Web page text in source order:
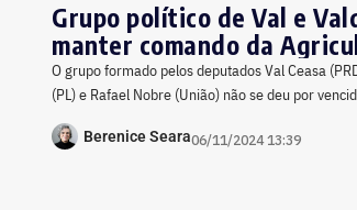
Grupo político de Val e
manter comando da
O grupo formado pelos deputados Val Ceasa
(PL) e Rafael Nobre (União) não se deu por
Berenice Seara06/11/2024 13:39